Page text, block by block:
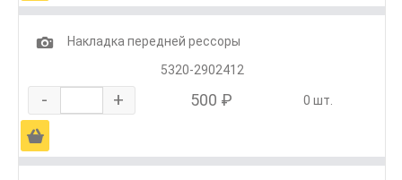
1
Накладка передней рессоры
5320-2902412
- + 500 ₽ 0 шт.
Ä